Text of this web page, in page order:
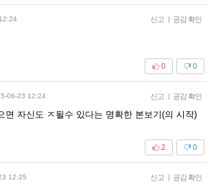
신고 | 공감 확인
0
0
06-23 12:24 신고 | 공감 확인
면 자신도 ㅈ될수 있다는 명확한 본보기(의 시작)
0
2
12:25 신고 | 공감 확인